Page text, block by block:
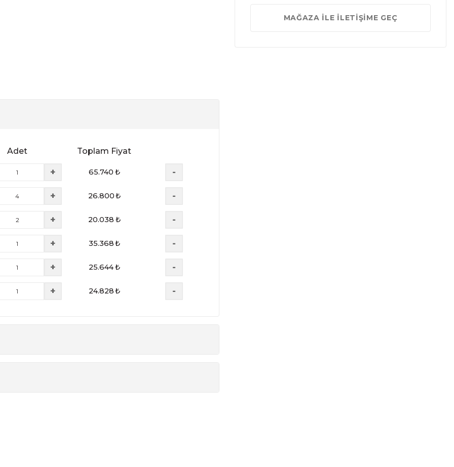
Adet Toplam Fiyat
+ 65.740 ₺ -
+ 26.800₺ -
+ 20.038 ₺ -
+ 35.368₺ -
+ 25.644₺ -
+ 24.828₺ -
MAĞAZA İLE İLETİŞİME GEÇ